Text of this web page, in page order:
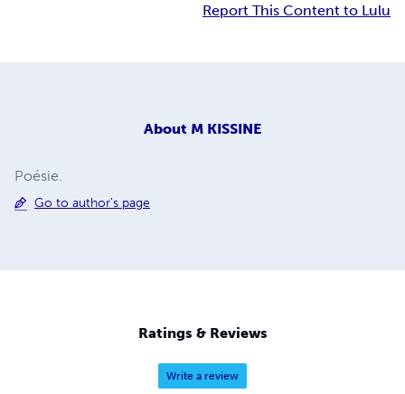
Report This Content to Lulu
About M KISSINE
Poésie.
Go to author's page
Ratings & Reviews
Write a review